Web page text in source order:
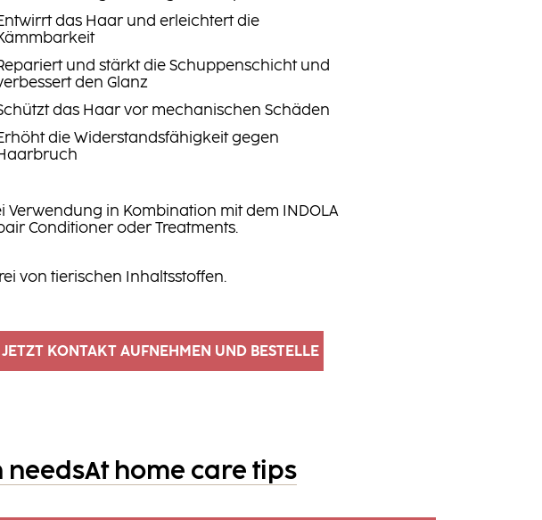
das Haar und erleichtert die
und stärkt die Schuppenschicht und
den Glanz
das Haar vor mechanischen Schäden
die Widerstandsfähigkeit gegen
Verwendung in Kombination mit dem INDOLA
Conditioner oder Treatments.
von tierischen Inhaltsstoffen.
JETZT KONTAKT AUFNEHMEN UND BESTELLE
needsAt home care tips